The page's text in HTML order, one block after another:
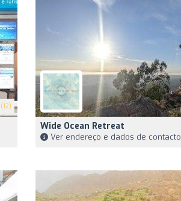
(12)
Wide Ocean Retreat
Ver endereço e dados de contacto